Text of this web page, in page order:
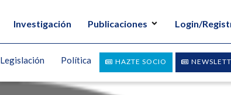
Investigación Publicaciones Login/
HAZTE SOCIO
Legislación Política